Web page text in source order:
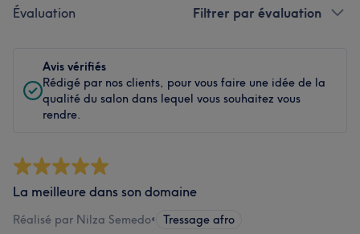
Évaluation Filtrer par évaluation
Avis vérifiés
Rédigé par nos clients, pour vous faire une idée de la
qualité du salon dans lequel vous souhaitez vous
rendre.
La meilleure dans son domaine
Réalisé par Nilza Semedo• Tressage afro